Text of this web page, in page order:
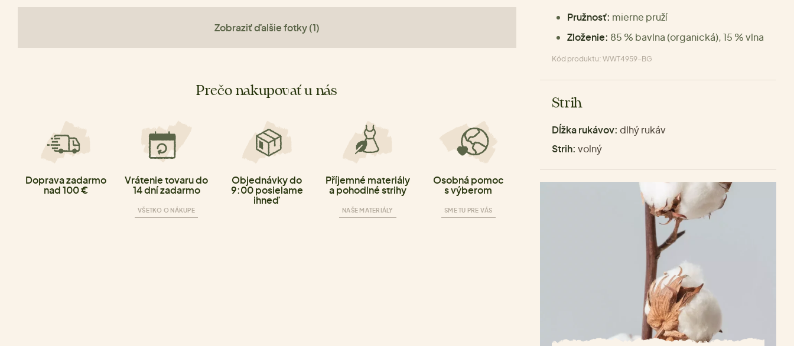
Zobraziť ďalšie fotky (1)
Prečo nakupovať u nás
Doprava zadarmo
nad 100 €
Vrátenie tovaru do
14 dní zadarmo
VŠETKO O NÁKUPE
Objednávky do
9:00 posielame
ihneď
Příjemné materiály
a pohodlné strihy
NAŠE MATERIÁLY
Osobná pomoc
s výberom
SME TU PRE VÁS
Pružnosť: mierne pruží
Zloženie: 85 % bavlna (organická), 15 % vlna
Kód produktu: WWT4959-BG
Strih
Dĺžka rukávov: dlhý rukáv
Strih: volný